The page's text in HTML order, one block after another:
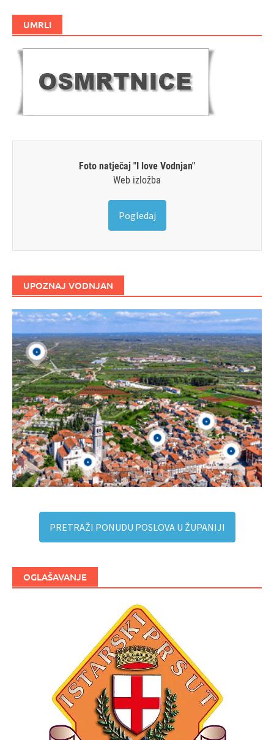
UMRLI
Foto natječaj "I love Vodnjan"
Web izložba
Pogledaj
UPOZNAJ VODNJAN
PRETRAŽI PONUDU POSLOVA U ŽUPANIJI
OGLAŠAVANJE